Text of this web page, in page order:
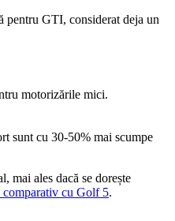
pentru GTI, considerat deja un
motorizările mici.
sunt cu 30-50% mai scumpe
mai ales dacă se dorește
cu Golf 5.